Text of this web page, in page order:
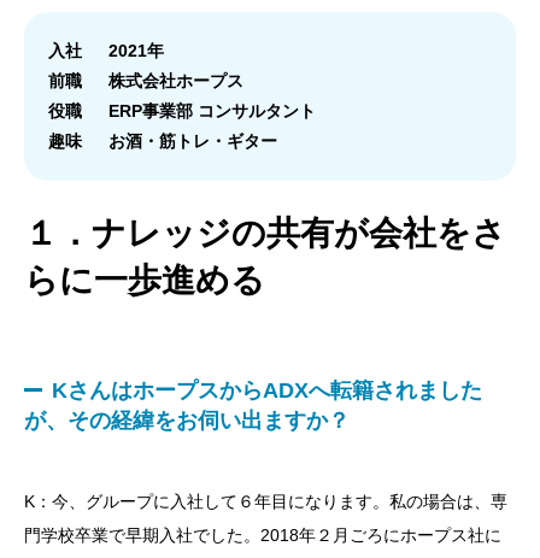
入社
2021年
前職
株式会社ホープス
役職
ERP事業部 コンサルタント
趣味
お酒・筋トレ・ギター
１．ナレッジの共有が会社をさ
らに一歩進める
KさんはホープスからADXへ転籍されました
が、その経緯をお伺い出ますか？
K：今、グループに入社して６年目になります。私の場合は、専
門学校卒業で早期入社でした。2018年２月ごろにホープス社に